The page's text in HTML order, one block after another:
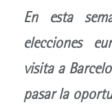
En esta
elecciones
visita a
pasar la